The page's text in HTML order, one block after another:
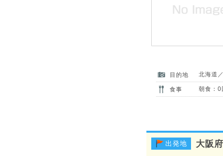
目的地 北海道
食事 朝食：
出発地 大阪府